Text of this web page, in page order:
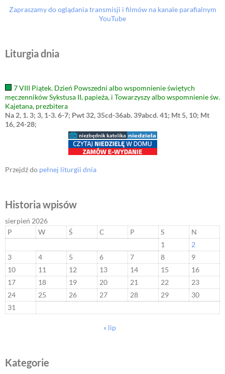
Zapraszamy do oglądania transmisji i filmów na kanale parafialnym
YouTube
Liturgia dnia
7 VIII Piątek. Dzień Powszedni albo wspomnienie świętych
męczenników Sykstusa II, papieża, i Towarzyszy albo wspomnienie św.
Kajetana, prezbitera
Na 2, 1. 3; 3, 1-3. 6-7; Pwt 32, 35cd-36ab. 39abcd. 41; Mt 5, 10; Mt
16, 24-28;
Przejdź do pełnej liturgii dnia
Historia wpisów
sierpień 2026
P
W Ś C P S
N
1
2
3
4 5 6 7 8
9
10
11 12 13 14 15
16
17
18 19 20 21 22
23
24
25 26 27 28 29
30
31
« lip
Kategorie